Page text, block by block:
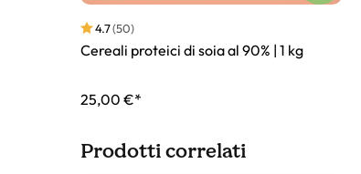
4.7(50)
Cereali proteici di soia al 90% | 1 kg
25,00 €*
Prodotti correlati